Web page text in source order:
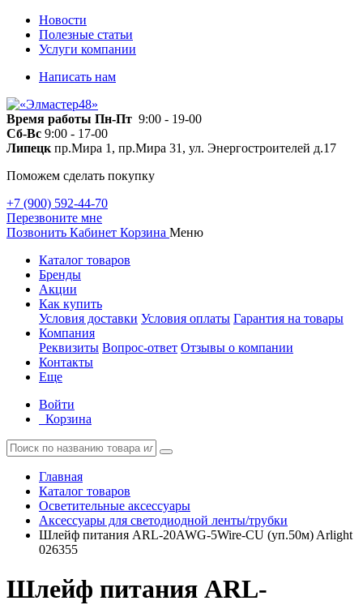
Новости
Полезные статьи
Услуги компании
Написать нам
Время работы Пн-Пт 9:00 - 19-00
Сб-Вс 9:00 - 17-00
Липецк пр.Мира 1, пр.Мира 31, ул. Энергостроителей д.17
Поможем сделать покупку
+7 (900) 592-44-70
Перезвоните мне
Позвонить Кабинет Корзина Меню
Каталог товаров
Бренды
Акции
Как купить
Условия доставки Условия оплаты Гарантия на товары
Компания
Реквизиты Вопрос-ответ Отзывы о компании
Контакты
Еще
Войти
Корзина
Главная
Каталог товаров
Осветительные аксессуары
Аксессуары для светодиодной ленты/трубки
Шлейф питания ARL-20AWG-5Wire-CU (уп.50м) Arlight
026355
Шлейф питания ARL-